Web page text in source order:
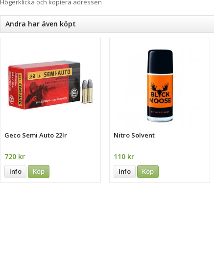
Högerklicka och kopiera adressen
Andra har även köpt
Geco Semi Auto 22lr
720 kr
Info Köp
Nitro Solvent
110 kr
Info Köp